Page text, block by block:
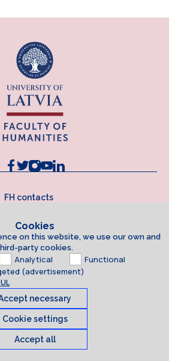
FH contacts
of Latvia. All rights reserved.
Cookies
on this website, we use our own and
party cookies.
Analytical
Functional
(advertisement)
necessary
Cookie settings
Accept all